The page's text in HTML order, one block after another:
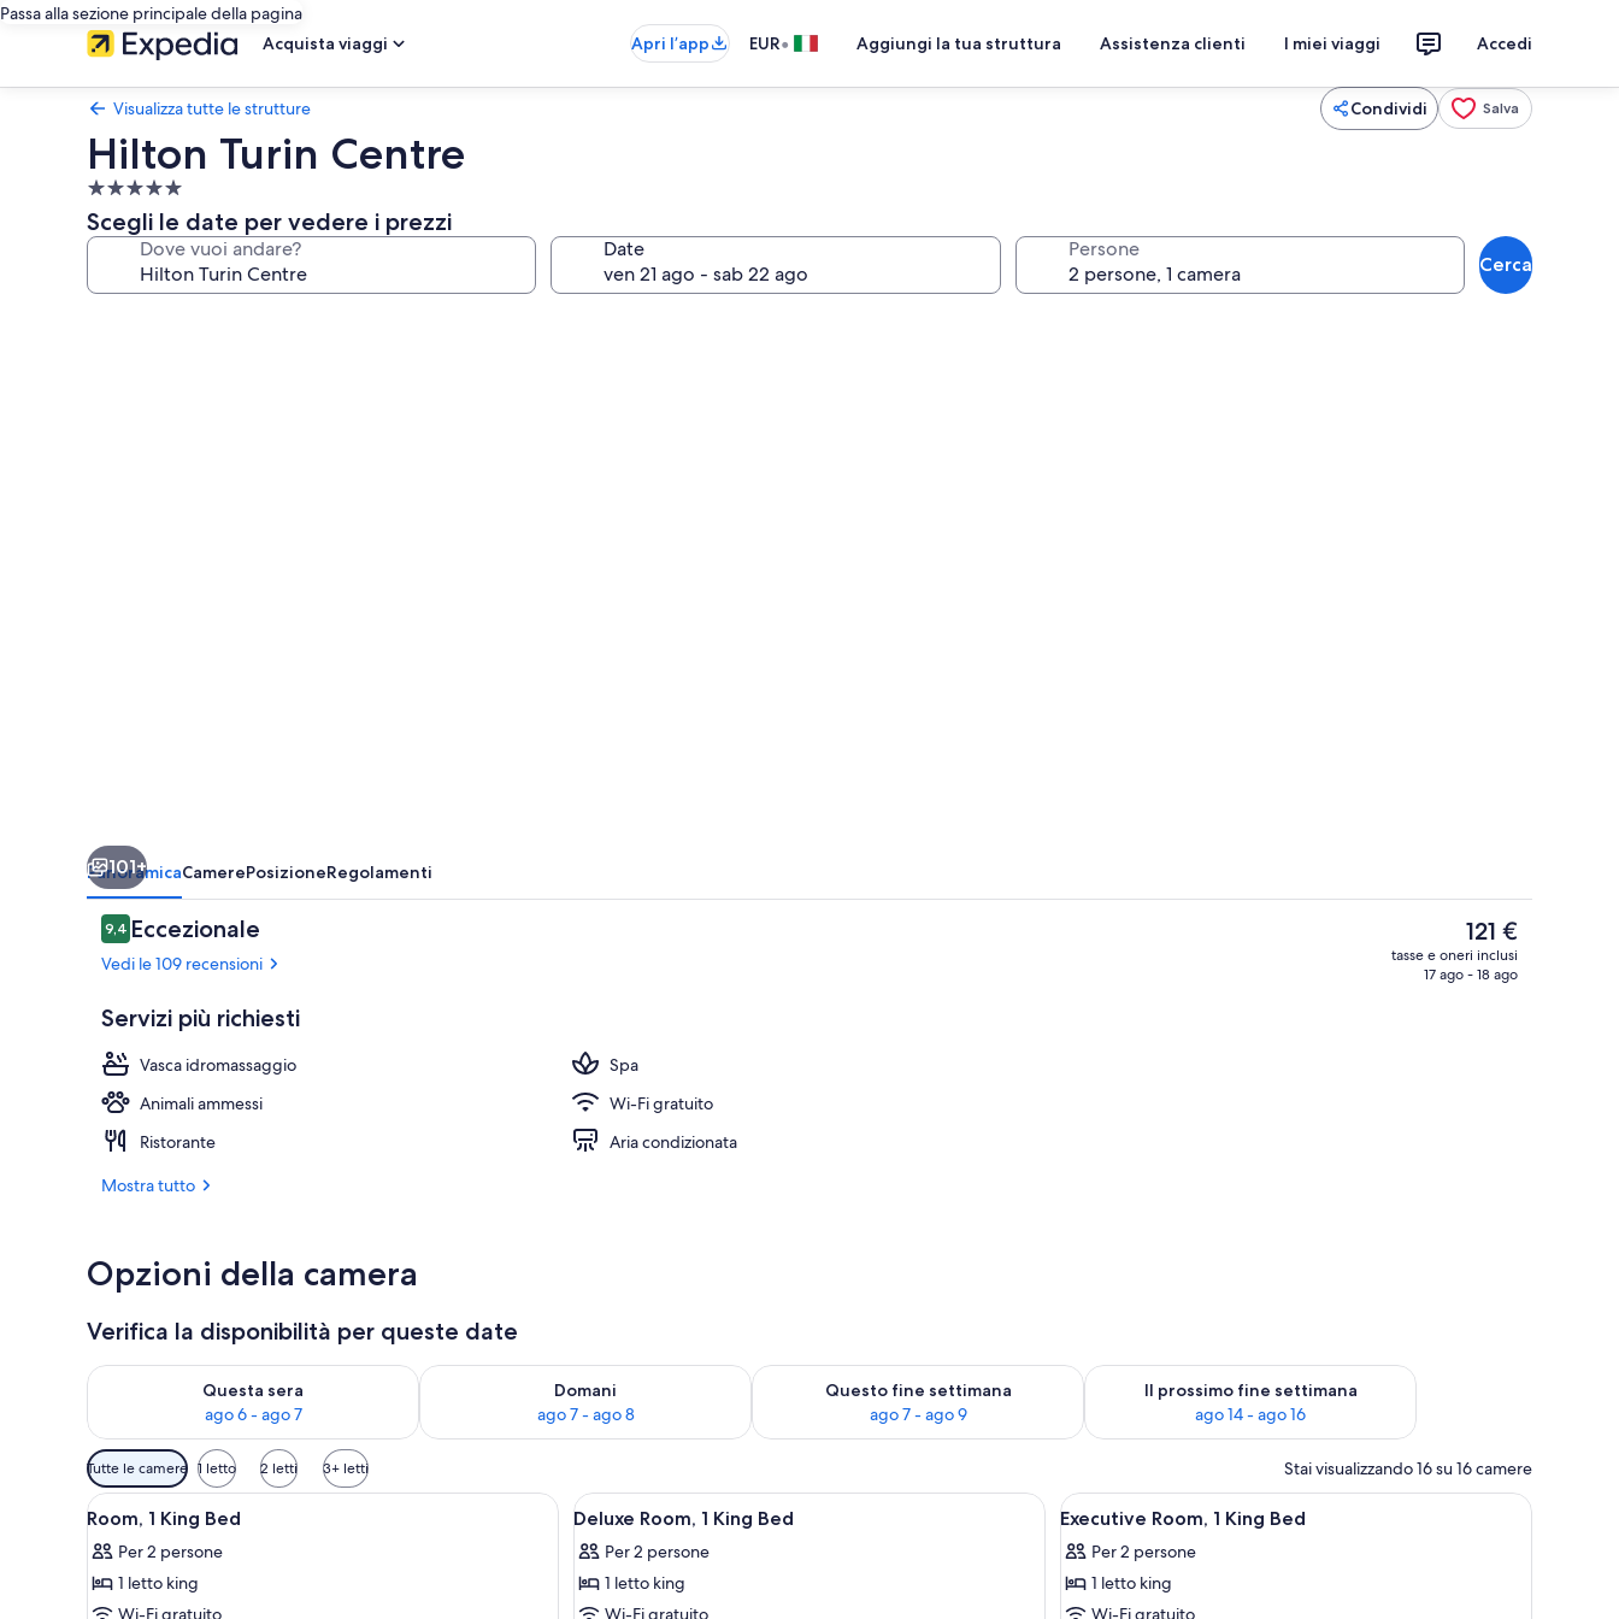
Passa alla sezione principale della pagina
Acquista viaggi
Apri l’app EUR• Aggiungi la tua struttura Assistenza clienti I miei viaggi Accedi
Visualizza tutte le strutture Condividi Salva
Hilton Turin Centre
Struttura
a
5.0
Scegli le date per vedere i prezzi
Dove vuoi andare? Date Persone
Cerca
Piscina al coperto
101+
PanoramicaCamerePosizioneRegolamenti
Recensioni
9,49,4 su 10
Eccezionale
Vedi le 109 recensioni
Servizi più richiesti
Vasca idromassaggio
Spa
Animali ammessi
Wi-Fi gratuito
Ristorante
Aria condizionata
Mostra tutto
Il
prezzo
attuale
121 €
tasse e oneri inclusi
17 ago - 18 ago
Opzioni della camera
Verifica la disponibilità per queste date
Questa sera
ago 6 - ago 7
Verifica la disponibilità per questa sera, ago 6 - ago 7
Domani
ago 7 - ago 8
Verifica la disponibilità per domani, ago 7 - ago 8
Questo fine settimana
ago 7 - ago 9
Verifica la disponibilità per questo fine settimana, ago 7 - ago 9
Il prossimo fine settimana
ago 14 - ago 16
Verifica la disponibilità per il prossimo fine settimana, ago 14
Filtri
disponibili
per
camere
Tutte le camere 1 letto 2 letti 3+ letti Stai visualizzando 16 su 16 camere
Apri
tutte
le
foto
Una camera d'albergo con un letto, due sedie, un tavolino e tre finestre.
5
Room, 1 King Bed
Per 2 persone
1 letto king
Wi-Fi gratuito
Apri
tutte
le
foto
Una camera d'albergo con un letto, due sedie, un tavolino e vista sugli edifici attraverso ampie finestre.
8
Deluxe Room, 1 King Bed
Per 2 persone
1 letto king
Wi-Fi gratuito
Apri
tutte
le
foto
Biancheria da letto di alta qualità, copriletto
3
Executive Room, 1 King Bed
Per 2 persone
1 letto king
Wi-Fi gratuito